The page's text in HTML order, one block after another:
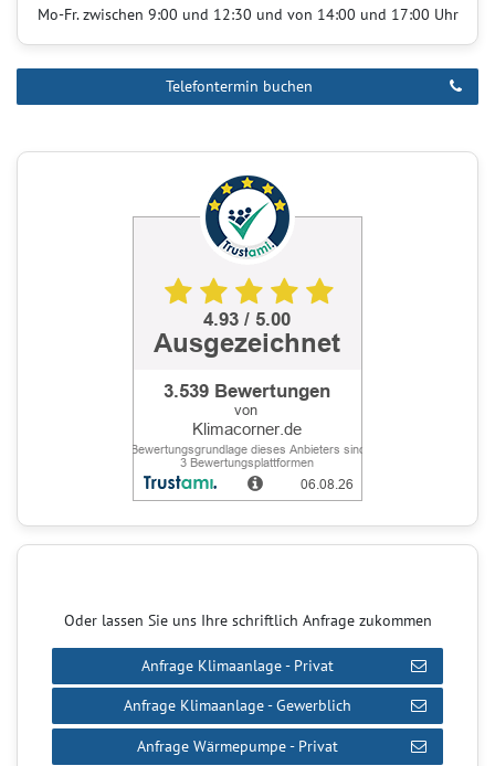
Mo-Fr. zwischen 9:00 und 12:30 und von 14:00 und 17:00 Uhr
Telefontermin buchen
Oder lassen Sie uns Ihre schriftlich Anfrage zukommen
Anfrage Klimaanlage - Privat
Anfrage Klimaanlage - Gewerblich
Anfrage Wärmepumpe - Privat